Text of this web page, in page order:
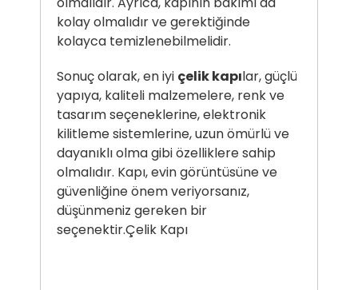
kolay olmalıdır ve gerektiğinde
kolayca temizlenebilmelidir.
Sonuç olarak, en iyi çelik kapılar, güçlü
yapıya, kaliteli malzemelere, renk ve
tasarım seçeneklerine, elektronik
kilitleme sistemlerine, uzun ömürlü ve
dayanıklı olma gibi özelliklere sahip
olmalıdır. Kapı, evin görüntüsüne ve
güvenliğine önem veriyorsanız,
düşünmeniz gereken bir
seçenektir.Çelik Kapı